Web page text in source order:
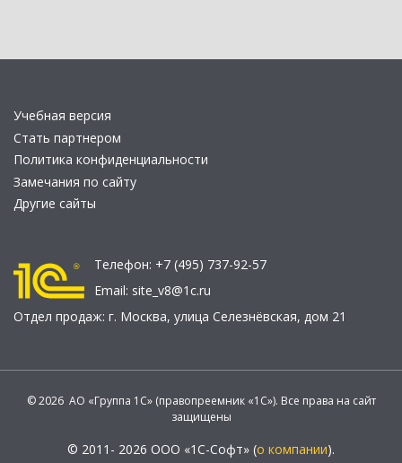
Учебная версия
Стать партнером
Политика конфиденциальности
Замечания по сайту
Другие сайты
Телефон: +7 (495) 737-92-57
Email: site_v8@1c.ru
Отдел продаж: г. Москва, улица Селезнёвская, дом 21
© 2026 АО «Группа 1С» (правопреемник «1С»). Все права на сайт
защищены
© 2011- 2026 ООО «1С-Софт» (о компании).